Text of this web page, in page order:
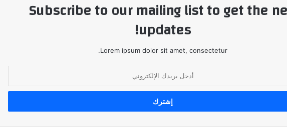
Subscribe to our mailing list to get the
updates!
Lorem ipsum dolor sit amet, consectetur.